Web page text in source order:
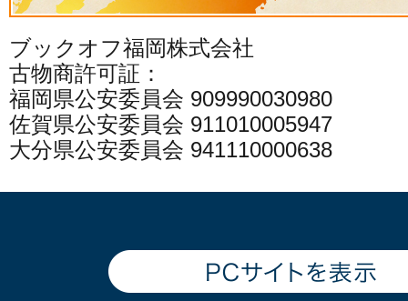
ブックオフ福岡株式会社
古物商許可証：
福岡県公安委員会 909990030980
佐賀県公安委員会 911010005947
大分県公安委員会 941110000638